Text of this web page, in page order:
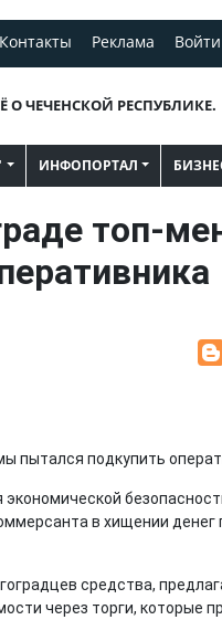
Контакты Реклама Войти
О ЧЕЧЕНСКОЙ РЕСПУБЛИКЕ.
ИНФОПОРТАЛ
топ-
в хищении денег
средства,
через торги, которые